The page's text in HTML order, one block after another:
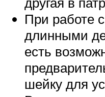
При работе
длинными
есть
шейку для